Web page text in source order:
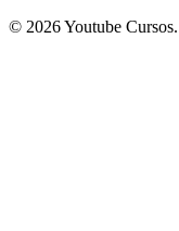
© 2026 Youtube